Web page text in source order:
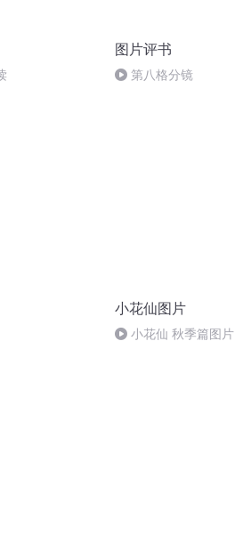
图片评书
第八格分镜
小花仙图片
小花仙 秋季篇图片